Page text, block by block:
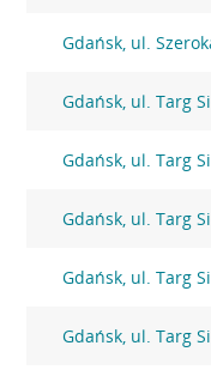
Gdańsk, ul.
Gdańsk, ul. Targ
Gdańsk, ul. Targ
Gdańsk, ul. Targ
Gdańsk, ul. Targ
Gdańsk, ul. Targ